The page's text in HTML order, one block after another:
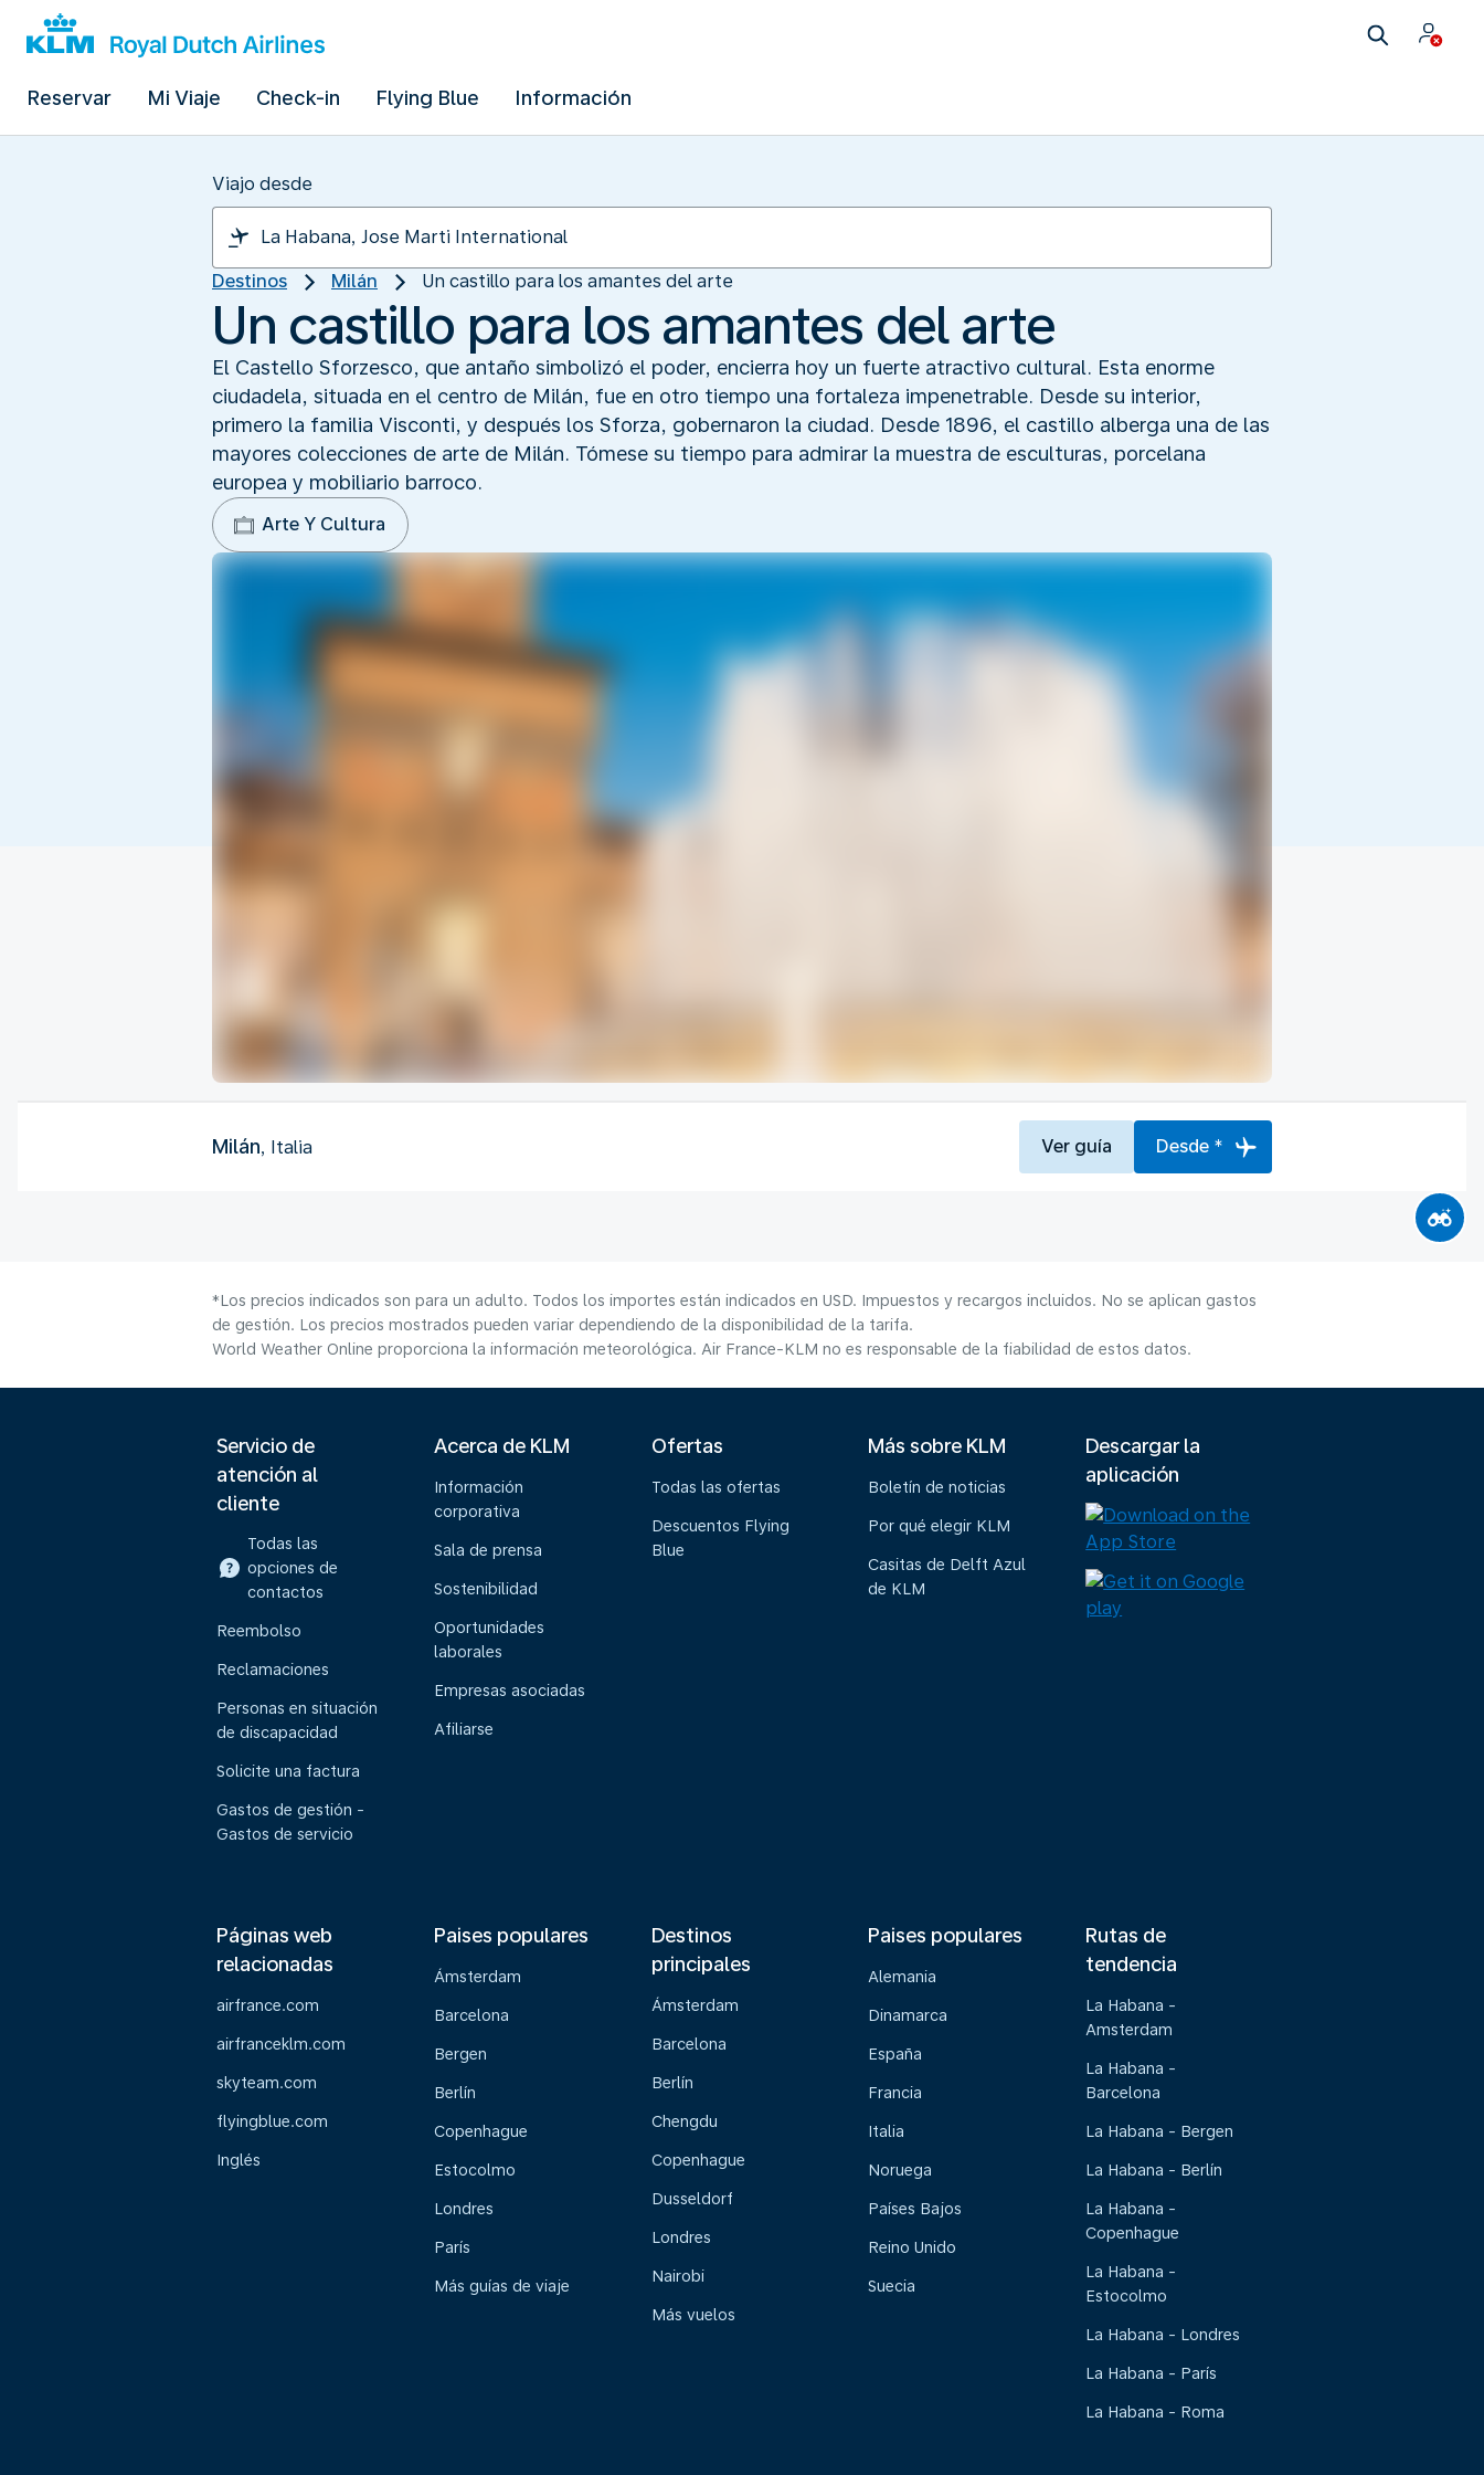
Reservar Mi Viaje Check-in Flying Blue Información
Viajo desde
Destinos Milán Un castillo para los amantes del arte
Un castillo para los amantes del arte
El Castello Sforzesco, que antaño simbolizó el poder, encierra hoy un fuerte atractivo cultural. Esta enorme
ciudadela, situada en el centro de Milán, fue en otro tiempo una fortaleza impenetrable. Desde su interior,
primero la familia Visconti, y después los Sforza, gobernaron la ciudad. Desde 1896, el castillo alberga una de las
mayores colecciones de arte de Milán. Tómese su tiempo para admirar la muestra de esculturas, porcelana
europea y mobiliario barroco.
Arte Y Cultura
Milán, Italia Ver guía Desde *
*Los precios indicados son para un adulto. Todos los importes están indicados en USD. Impuestos y recargos incluidos. No se aplican gastos
de gestión. Los precios mostrados pueden variar dependiendo de la disponibilidad de la tarifa.
World Weather Online proporciona la información meteorológica. Air France-KLM no es responsable de la fiabilidad de estos datos.
Servicio de
atención al
cliente
Todas las
opciones de
contactos
Reembolso
Reclamaciones
Personas en situación
de discapacidad
Solicite una factura
Gastos de gestión -
Gastos de servicio
Acerca de KLM
Información
corporativa
Sala de prensa
Sostenibilidad
Oportunidades
laborales
Empresas asociadas
Afiliarse
Ofertas
Todas las ofertas
Descuentos Flying
Blue
Más sobre KLM
Boletín de noticias
Por qué elegir KLM
Casitas de Delft Azul
de KLM
Descargar la
aplicación
Páginas web
relacionadas
airfrance.com
airfranceklm.com
skyteam.com
flyingblue.com
Inglés
Paises populares
Ámsterdam
Barcelona
Bergen
Berlín
Copenhague
Estocolmo
Londres
París
Más guías de viaje
Destinos
principales
Ámsterdam
Barcelona
Berlín
Chengdu
Copenhague
Dusseldorf
Londres
Nairobi
Más vuelos
Paises populares
Alemania
Dinamarca
España
Francia
Italia
Noruega
Países Bajos
Reino Unido
Suecia
Rutas de
tendencia
La Habana -
Amsterdam
La Habana -
Barcelona
La Habana - Bergen
La Habana - Berlín
La Habana -
Copenhague
La Habana -
Estocolmo
La Habana - Londres
La Habana - París
La Habana - Roma